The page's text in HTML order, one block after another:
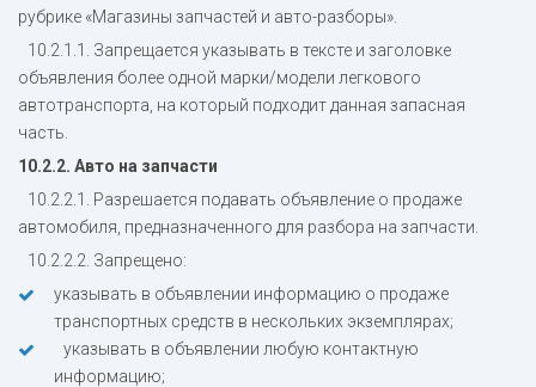
рубрике «Магазины запчастей и авто-разборы».
10.2.1.1. Запрещается указывать в тексте и заголовке
объявления более одной марки/модели легкового
автотранспорта, на который подходит данная запасная
часть.
10.2.2. Авто на запчасти
10.2.2.1. Разрешается подавать объявление о продаже
автомобиля, предназначенного для разбора на запчасти.
10.2.2.2. Запрещено:
указывать в объявлении информацию о продаже
транспортных средств в нескольких экземплярах;
указывать в объявлении любую контактную
информацию;